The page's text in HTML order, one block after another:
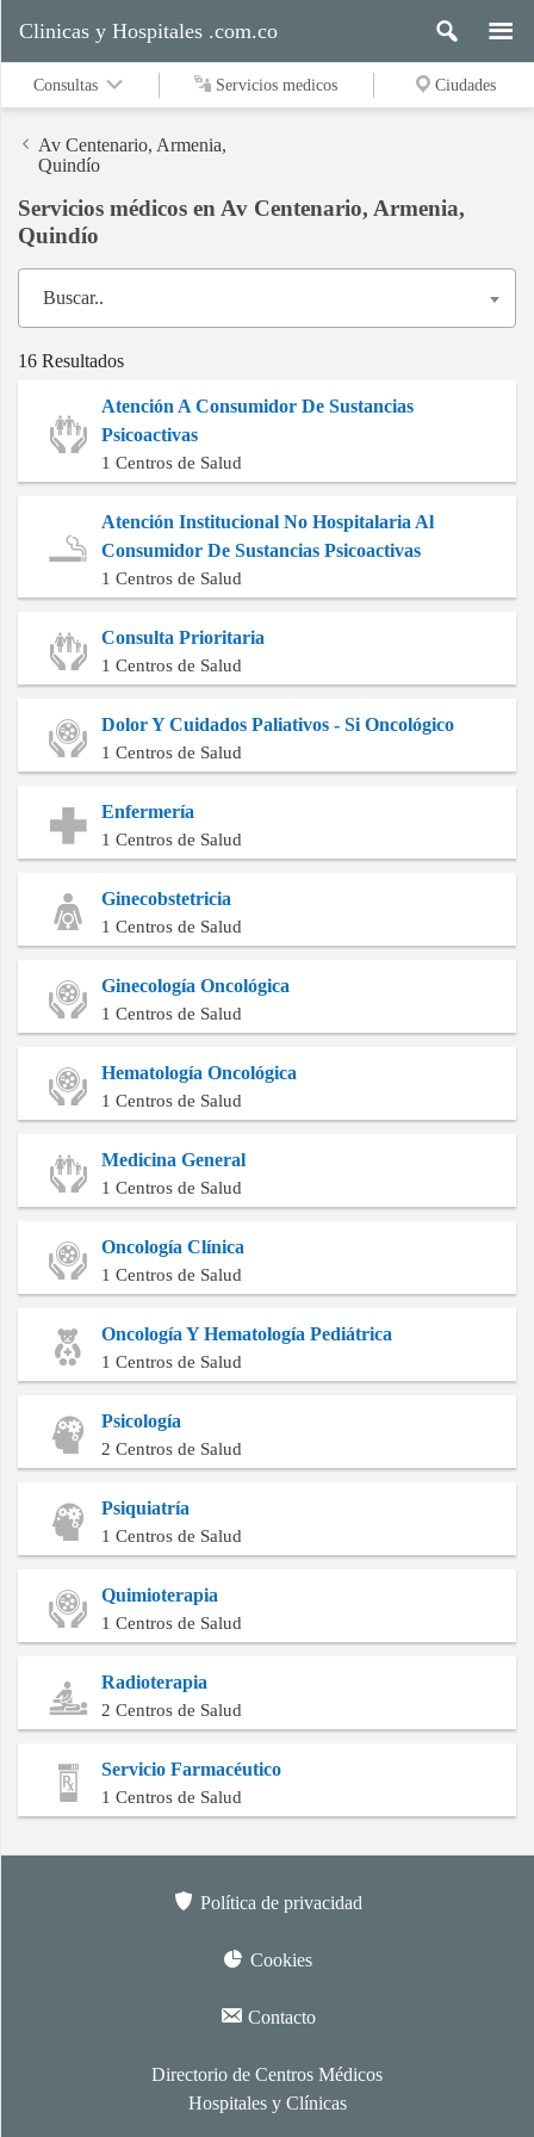
Servicios
medicos
Buscar
Clinicas y Hospitales .com.co
Consultas Servicios medicos Ciudades
Av Centenario, Armenia,
Quindío
Servicios médicos en Av Centenario, Armenia,
Quindío
Buscar..
16 Resultados
Atención A Consumidor De Sustancias
Psicoactivas
1 Centros de Salud
Atención Institucional No Hospitalaria Al
Consumidor De Sustancias Psicoactivas
1 Centros de Salud
Consulta Prioritaria
1 Centros de Salud
Dolor Y Cuidados Paliativos - Si Oncológico
1 Centros de Salud
Enfermería
1 Centros de Salud
Ginecobstetricia
1 Centros de Salud
Ginecología Oncológica
1 Centros de Salud
Hematología Oncológica
1 Centros de Salud
Medicina General
1 Centros de Salud
Oncología Clínica
1 Centros de Salud
Oncología Y Hematología Pediátrica
1 Centros de Salud
Psicología
2 Centros de Salud
Psiquiatría
1 Centros de Salud
Quimioterapia
1 Centros de Salud
Radioterapia
2 Centros de Salud
Servicio Farmacéutico
1 Centros de Salud
Política de privacidad
Cookies
Contacto
Directorio de Centros Médicos
Hospitales y Clínicas